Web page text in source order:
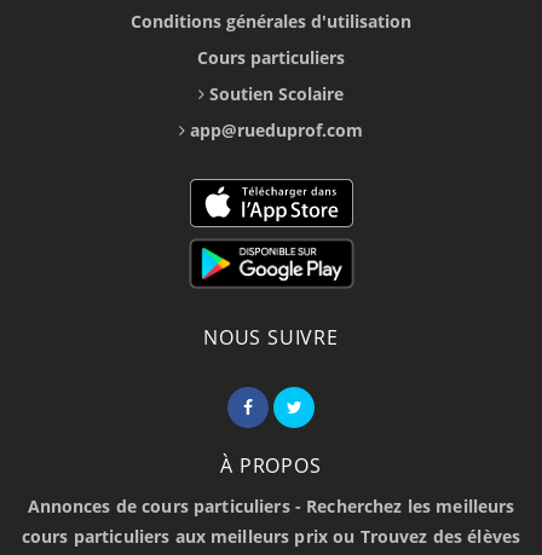
Conditions générales d'utilisation
Cours particuliers
Soutien Scolaire
app@rueduprof.com
NOUS SUIVRE
À PROPOS
Annonces de cours particuliers - Recherchez les meilleurs
cours particuliers aux meilleurs prix ou Trouvez des élèves